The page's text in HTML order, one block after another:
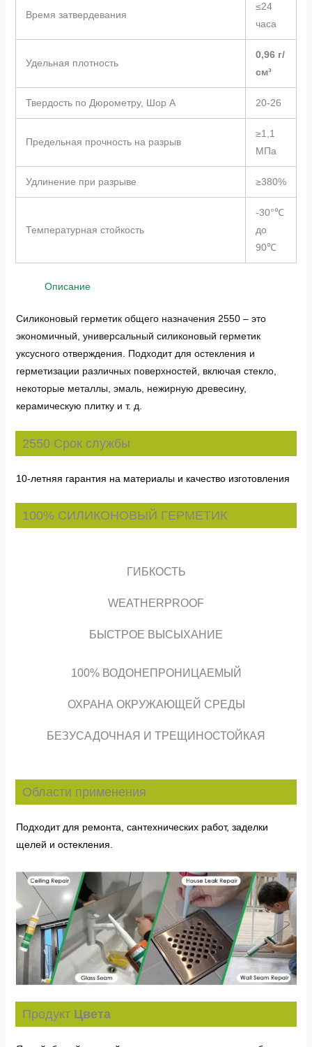
Время затвердевания
≤24
часа
Удельная плотность
0,96 г/
см³
Твердость по Дюрометру, Шор A 20-26
Предельная прочность на разрыв
≥1,1
МПа
Удлинение при разрыве ≥380%
Температурная стойкость
-30°℃
до
90℃
Описание
Силиконовый герметик общего назначения 2550 – это
экономичный, универсальный силиконовый герметик
уксусного отверждения. Подходит для остекления и
герметизации различных поверхностей, включая стекло,
некоторые металлы, эмаль, нежирную древесину,
керамическую плитку и т. д.
2550 Срок службы
10-летняя гарантия на материалы и качество изготовления
100% СИЛИКОНОВЫЙ ГЕРМЕТИК
ГИБКОСТЬ
WEATHERPROOF
БЫСТРОЕ ВЫСЫХАНИЕ
100% ВОДОНЕПРОНИЦАЕМЫЙ
ОХРАНА ОКРУЖАЮЩЕЙ СРЕДЫ
БЕЗУСАДОЧНАЯ И ТРЕЩИНОСТОЙКАЯ
Области применения
Подходит для ремонта, сантехнических работ, заделки
щелей и остекления.
Продукт Цвета